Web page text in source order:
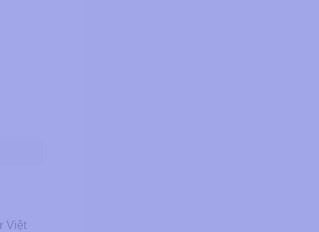
Việt